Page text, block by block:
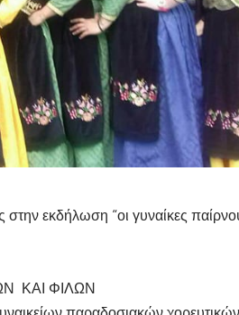
εκδήλωση “οι γυναίκες
ΚΑΙ ΦΙΛΩΝ